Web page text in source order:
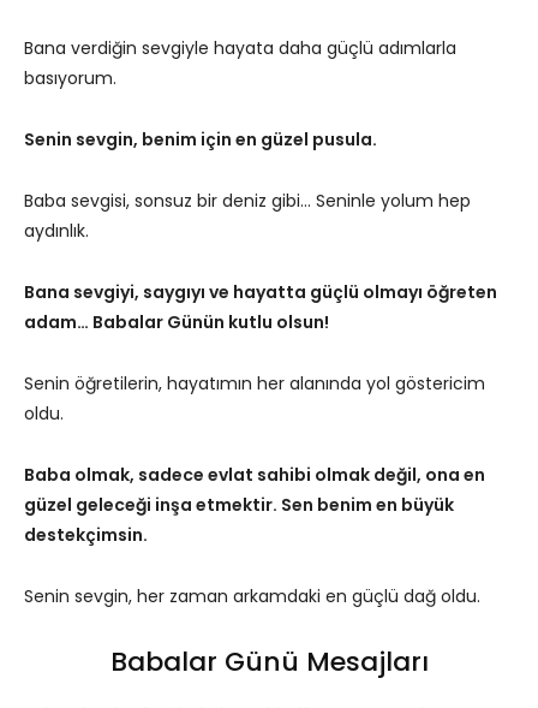
Bana verdiğin sevgiyle hayata daha güçlü adımlarla
basıyorum.
Senin sevgin, benim için en güzel pusula.
Baba sevgisi, sonsuz bir deniz gibi… Seninle yolum hep
aydınlık.
Bana sevgiyi, saygıyı ve hayatta güçlü olmayı öğreten
adam… Babalar Günün kutlu olsun!
Senin öğretilerin, hayatımın her alanında yol göstericim
oldu.
Baba olmak, sadece evlat sahibi olmak değil, ona en
güzel geleceği inşa etmektir. Sen benim en büyük
destekçimsin.
Senin sevgin, her zaman arkamdaki en güçlü dağ oldu.
Babalar Günü Mesajları